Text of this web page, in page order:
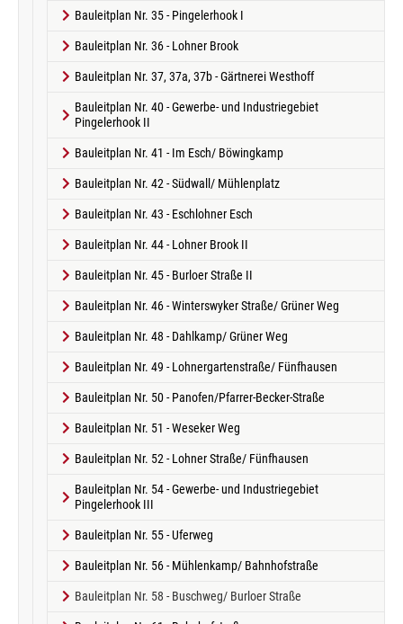
Bauleitplan Nr. 35 - Pingelerhook I
Bauleitplan Nr. 36 - Lohner Brook
Bauleitplan Nr. 37, 37a, 37b - Gärtnerei Westhoff
Bauleitplan Nr. 40 - Gewerbe- und Industriegebiet
Pingelerhook II
Bauleitplan Nr. 41 - Im Esch/ Böwingkamp
Bauleitplan Nr. 42 - Südwall/ Mühlenplatz
Bauleitplan Nr. 43 - Eschlohner Esch
Bauleitplan Nr. 44 - Lohner Brook II
Bauleitplan Nr. 45 - Burloer Straße II
Bauleitplan Nr. 46 - Winterswyker Straße/ Grüner Weg
Bauleitplan Nr. 48 - Dahlkamp/ Grüner Weg
Bauleitplan Nr. 49 - Lohnergartenstraße/ Fünfhausen
Bauleitplan Nr. 50 - Panofen/Pfarrer-Becker-Straße
Bauleitplan Nr. 51 - Weseker Weg
Bauleitplan Nr. 52 - Lohner Straße/ Fünfhausen
Bauleitplan Nr. 54 - Gewerbe- und Industriegebiet
Pingelerhook III
Bauleitplan Nr. 55 - Uferweg
Bauleitplan Nr. 56 - Mühlenkamp/ Bahnhofstraße
Bauleitplan Nr. 58 - Buschweg/ Burloer Straße